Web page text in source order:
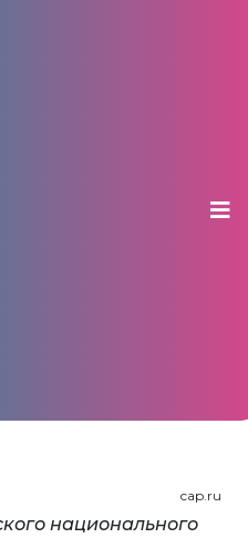
cap.ru
национального